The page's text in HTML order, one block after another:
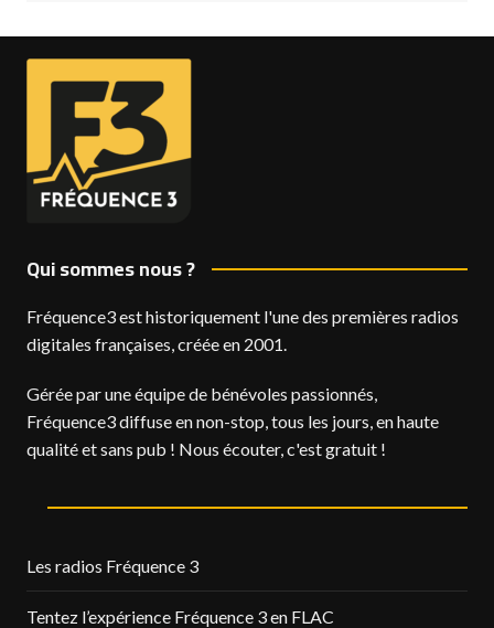
Qui sommes nous ?
Fréquence3 est historiquement l'une des premières radios
digitales françaises, créée en 2001.
Gérée par une équipe de bénévoles passionnés,
Fréquence3 diffuse en non-stop, tous les jours, en haute
qualité et sans pub ! Nous écouter, c'est gratuit !
Les radios Fréquence 3
Tentez l’expérience Fréquence 3 en FLAC